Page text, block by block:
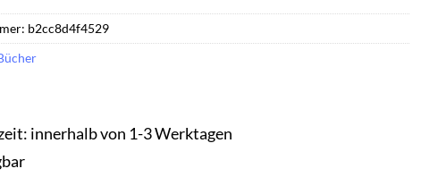
innerhalb von 1-3 Werktagen
b2cc8d4f4529